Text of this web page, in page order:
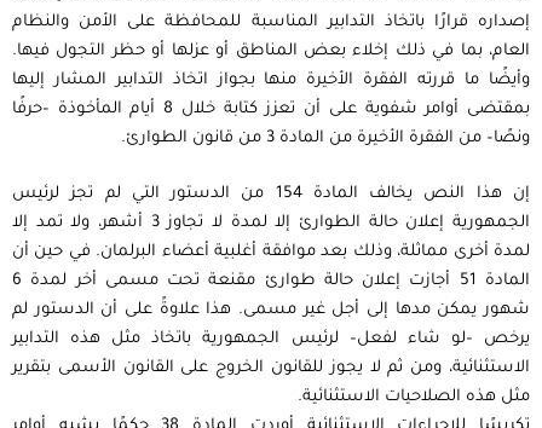
إصداره قرارًا باتخاذ التدابير المناسبة للمحافظة على الأمن والنظام
العام، بما في ذلك إخلاء بعض المناطق أو عزلها أو حظر التجول فيها.
وأيضًا ما قررته الفقرة الأخيرة منها بجواز اتخاذ التدابير المشار إليها
بمقتضى أوامر شفوية على أن تعزز كتابة خلال 8 أيام المأخوذة –حرفًا
ونصًا– من الفقرة الأخيرة من المادة 3 من قانون الطوارئ.
إن هذا النص يخالف المادة 154 من الدستور التي لم تجز لرئيس
الجمهورية إعلان حالة الطوارئ إلا لمدة لا تجاوز 3 أشهر، ولا تمد إلا
لمدة أخرى مماثلة، وذلك بعد موافقة أغلبية أعضاء البرلمان. في حين أن
المادة 51 أجازت إعلان حالة طوارئ مقنعة تحت مسمى أخر لمدة 6
شهور يمكن مدها إلى أجل غير مسمى. هذا علاوةً على أن الدستور لم
يرخص –لو شاء لفعل– لرئيس الجمهورية باتخاذ مثل هذه التدابير
الاستثنائية، ومن ثم لا يجوز للقانون الخروج على القانون الأسمى بتقرير
مثل هذه الصلاحيات الاستثنائية.